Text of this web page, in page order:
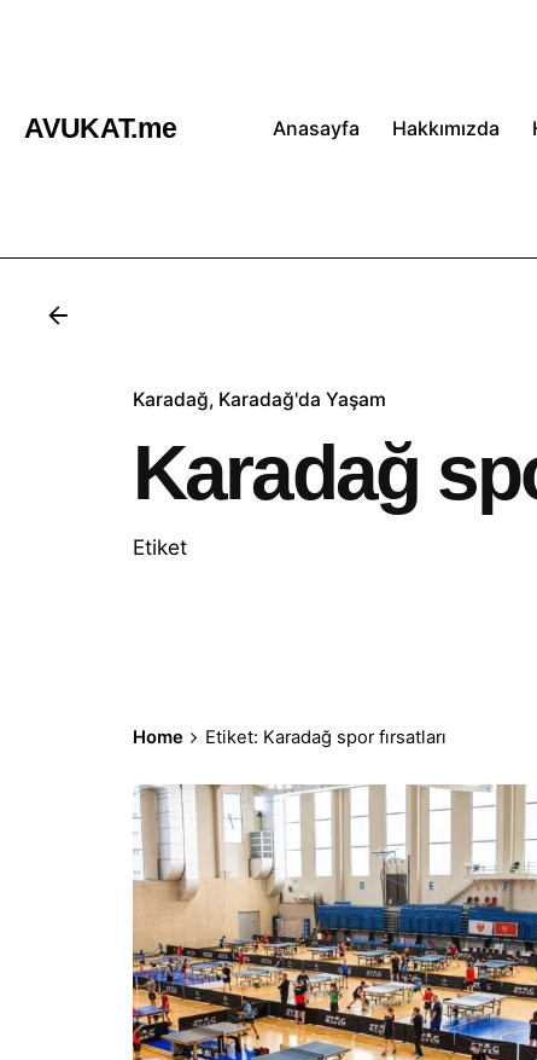
AVUKAT.me Anasayfa Hakkımızda
Karadağ Karadağ'da Yaşam
Karadağ
Etiket
Home Etiket: Karadağ spor fırsatları